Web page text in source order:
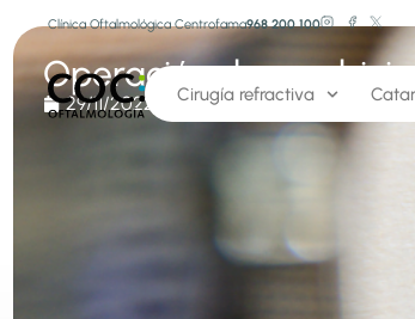
Clínica Oftalmológica Centrofama968 200 100
Cirugía refractiva
Operación de presbicia
29/11/2022